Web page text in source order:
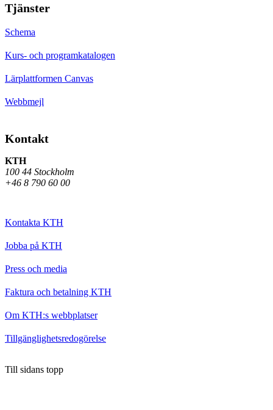
Tjänster
Schema
Kurs- och programkatalogen
Lärplattformen Canvas
Webbmejl
Kontakt
KTH
100 44 Stockholm
+46 8 790 60 00
Kontakta KTH
Jobba på KTH
Press och media
Faktura och betalning KTH
Om KTH:s webbplatser
Tillgänglighetsredogörelse
Till sidans topp